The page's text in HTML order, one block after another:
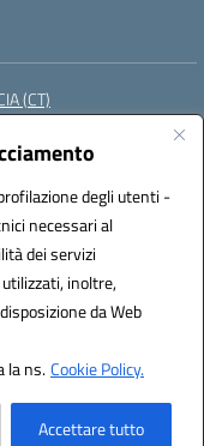
degli utenti -
necessari al
dei servizi
inoltre,
da Web
la ns.Cookie Policy.
Accettare tutto
(CT)
istsc_ctic8bc002
S.r.l.
Italia